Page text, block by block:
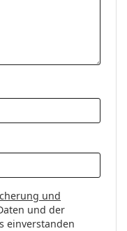
und
und der
einverstanden